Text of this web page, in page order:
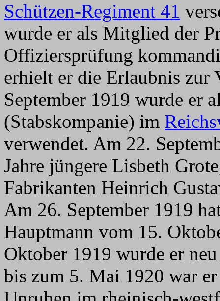
Schützen-Regiment 41
wurde er als Mitglied der
Offiziersprüfung
erhielt er die Erlaubnis zur
September 1919 wurde er
(Stabskompanie) im
verwendet. Am 22.
Jahre jüngere Lisbeth
Fabrikanten Heinrich
Am 26. September 1919
Hauptmann vom 15.
Oktober 1919 wurde er
bis zum 5. Mai 1920 war